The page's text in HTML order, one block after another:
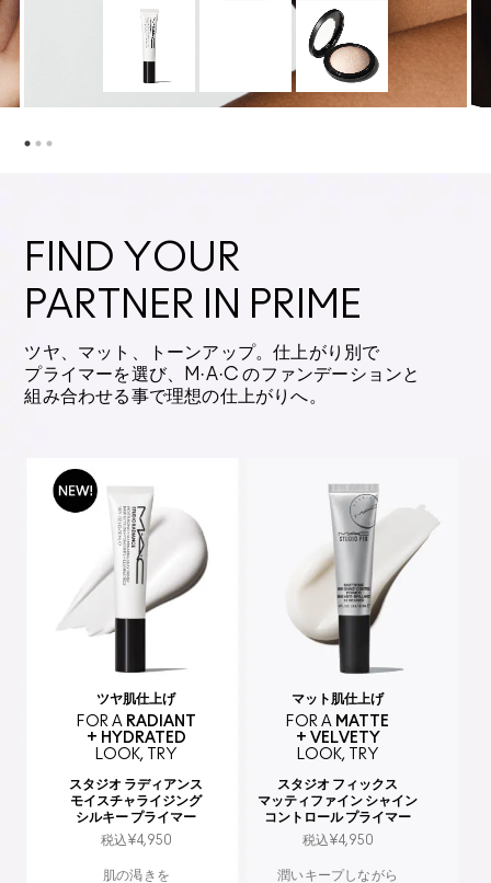
FIND YOUR
PARTNER IN PRIME
ツヤ、マット、トーンアップ。仕上がり別で
プライマーを選び、M·A·C のファンデーションと
組み合わせる事で理想の仕上がりへ。
ツヤ肌仕上げ
FOR A RADIANT
+ HYDRATED
LOOK, TRY
スタジオ ラディアンス
モイスチャライジング
シルキー プライマー
税込¥4,950
肌の渇きを
マット肌仕上げ
FOR A MATTE
+ VELVETY
LOOK, TRY
スタジオ フィックス
マッティファイン シャイン
コントロール プライマー
税込¥4,950
潤いキープしながら